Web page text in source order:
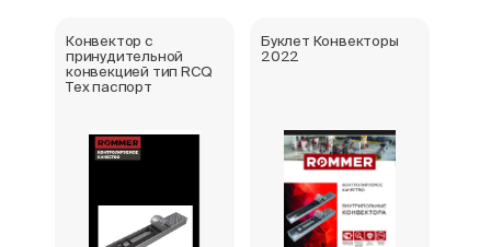
Конвектор с
принудительной
конвекцией тип RCQ
Тех паспорт
Буклет Конвекторы
2022